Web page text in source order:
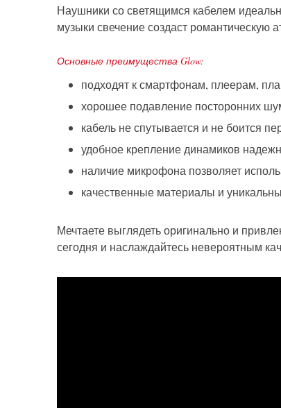
Наушники со светящимся кабелем
музыки свечение создаст
Основные преимущества Glow:
подходят к смартфонам, плеерам,
хорошее подавление посторонних
кабель не спутывается и не боится
удобное крепление динамиков
наличие микрофона позволяет
качественные материалы и
Мечтаете выглядеть оригинально и
сегодня и наслаждайтесь невероятным